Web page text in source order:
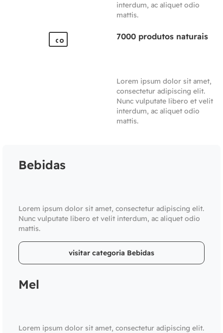
interdum, ac aliquet odio
mattis.
7000 produtos naturais
Lorem ipsum dolor sit amet,
consectetur adipiscing elit.
Nunc vulputate libero et velit
interdum, ac aliquet odio
mattis.
Bebidas
Lorem ipsum dolor sit amet, consectetur adipiscing elit.
Nunc vulputate libero et velit interdum, ac aliquet odio
mattis.
visitar categoria Bebidas
Mel
Lorem ipsum dolor sit amet, consectetur adipiscing elit.